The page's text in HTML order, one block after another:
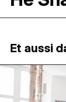
RÉSIDENCES
ATELIERS
Et aussi